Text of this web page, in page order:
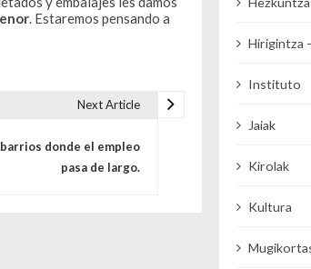
. Estaremos pensando a
Next Article
donde el empleo
pasa de largo.
Hirigintza
Instituto
Jaiak
Kirolak
Kultura